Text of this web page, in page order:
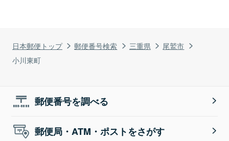
日本郵便トップ 郵便番号検索 三重県
尾鷲市
小川東町
郵便番号を調べる
郵便局・ATM・ポストをさがす